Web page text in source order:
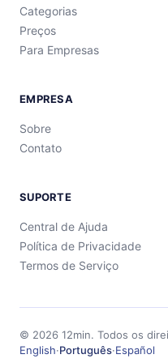
Categorias
Preços
Para Empresas
EMPRESA
Sobre
Contato
SUPORTE
Central de Ajuda
Política de Privacidade
Termos de Serviço
© 2026 12min. Todos os
English·Português·Español